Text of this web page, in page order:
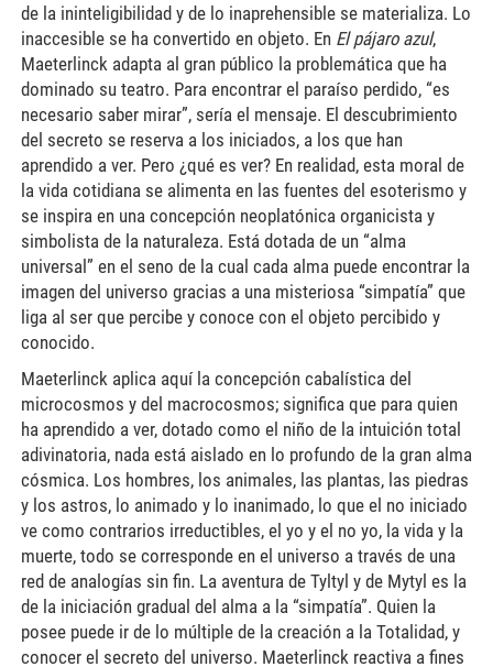
de la ininteligibilidad y de lo inaprehensible se materializa. Lo
inaccesible se ha convertido en objeto. En El pájaro azul,
Maeterlinck adapta al gran público la problemática que ha
dominado su teatro. Para encontrar el paraíso perdido, “es
necesario saber mirar”, sería el mensaje. El descubrimiento
del secreto se reserva a los iniciados, a los que han
aprendido a ver. Pero ¿qué es ver? En realidad, esta moral de
la vida cotidiana se alimenta en las fuentes del esoterismo y
se inspira en una concepción neoplatónica organicista y
simbolista de la naturaleza. Está dotada de un “alma
universal” en el seno de la cual cada alma puede encontrar la
imagen del universo gracias a una misteriosa “simpatía” que
liga al ser que percibe y conoce con el objeto percibido y
conocido.
Maeterlinck aplica aquí la concepción cabalística del
microcosmos y del macrocosmos; significa que para quien
ha aprendido a ver, dotado como el niño de la intuición total
adivinatoria, nada está aislado en lo profundo de la gran alma
cósmica. Los hombres, los animales, las plantas, las piedras
y los astros, lo animado y lo inanimado, lo que el no iniciado
ve como contrarios irreductibles, el yo y el no yo, la vida y la
muerte, todo se corresponde en el universo a través de una
red de analogías sin fin. La aventura de Tyltyl y de Mytyl es la
de la iniciación gradual del alma a la “simpatía”. Quien la
posee puede ir de lo múltiple de la creación a la Totalidad, y
conocer el secreto del universo. Maeterlinck reactiva a fines